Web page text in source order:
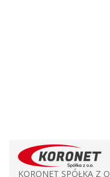
KORONET SPÓŁKA Z